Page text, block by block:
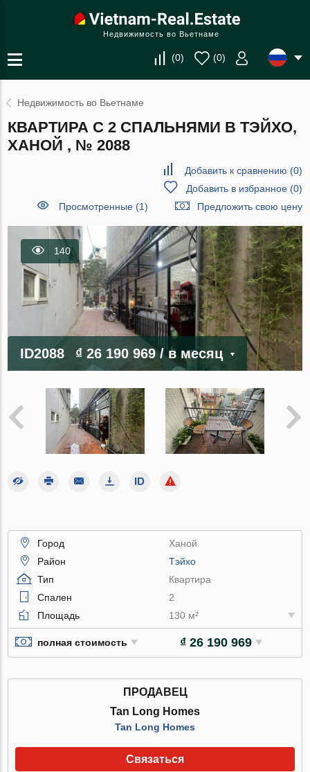
Недвижимость во Вьетнаме
(0) (0)
Недвижимость во Вьетнаме
КВАРТИРА С 2 СПАЛЬНЯМИ В ТЭЙХО,
ХАНОЙ , № 2088
Добавить к сравнению (0)
Добавить в избранное(0)
Просмотренные (1)
Предложить свою цену
140
ID2088 ₫ 26 190 969/ в месяц
Город
Ханой
Район
Тэйхо
Тип
Квартира
Спален
2
Площадь
130 м²
полная стоимость ₫ 26 190 969
ПРОДАВЕЦ
Tan Long Homes
Tan Long Homes
Связаться